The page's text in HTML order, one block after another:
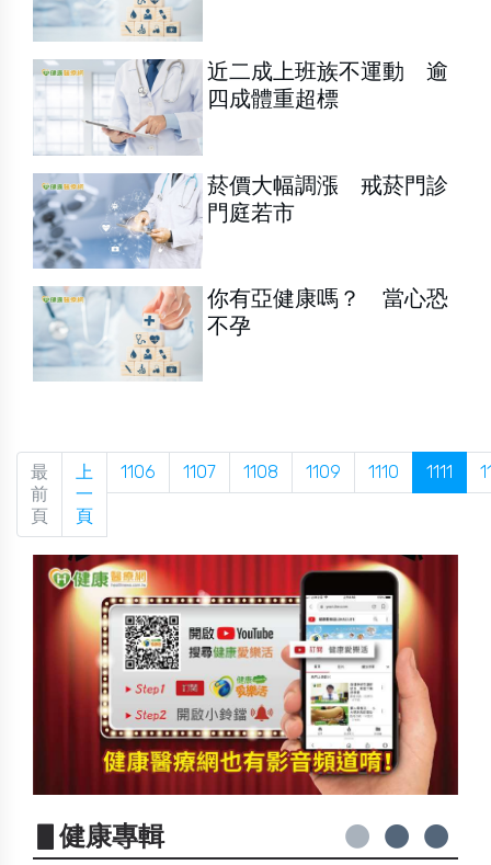
近二成上班族不運動 逾
四成體重超標
菸價大幅調漲 戒菸門診
門庭若市
你有亞健康嗎？ 當心恐
不孕
最
前
頁
上
一
頁
1106 1107 1108 1109 1110 1111
▋健康專輯